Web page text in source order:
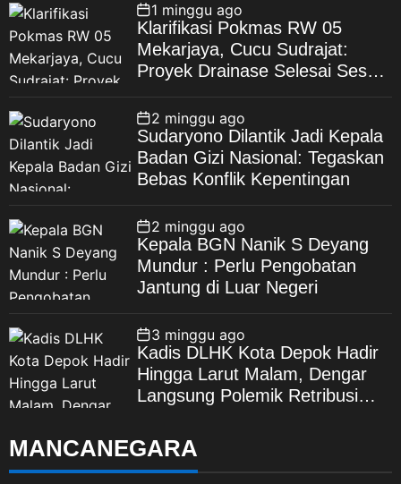
1 minggu ago
Klarifikasi Pokmas RW 05
Mekarjaya, Cucu Sudrajat:
Proyek Drainase Selesai Sesuai
2 minggu ago
Sudaryono Dilantik Jadi Kepala
Badan Gizi Nasional: Tegaskan
Bebas Konflik Kepentingan
2 minggu ago
Kepala BGN Nanik S Deyang
Mundur : Perlu Pengobatan
Jantung di Luar Negeri
3 minggu ago
Kadis DLHK Kota Depok Hadir
Hingga Larut Malam, Dengar
Langsung Polemik Retribusi
MANCANEGARA